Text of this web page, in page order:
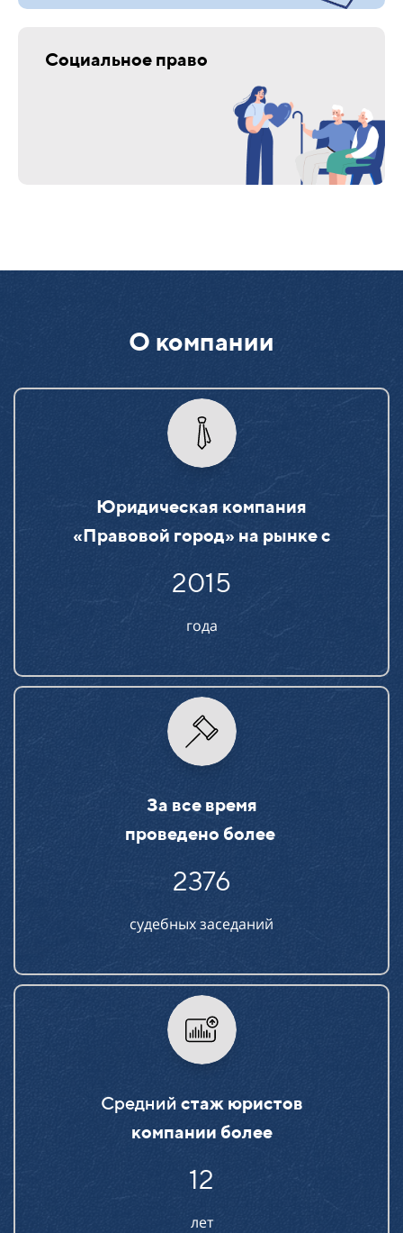
Социальное право
О компании
Юридическая компания
«Правовой город» на рынке c
2015
года
За все время
проведено более
2376
судебных заседаний
Средний стаж юристов
компании более
15
лет